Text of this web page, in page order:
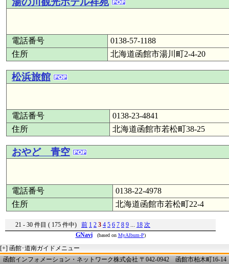
電話番号
0138-57-1188
住所
北海道函館市湯川町2-4-20
松浜旅館
電話番号
0138-23-4841
住所
北海道函館市若松町38-25
おやど 青空
電話番号
0138-22-4978
住所
北海道函館市若松町22-4
21 - 30 件目 ( 175 件中) 前 1 2 3 4 5 6 7 8 9 ... 18 次
GNavi
(based on MyAlbum-P)
[+] 函館･道南ガイドメニュー
函館インフォメーション・ネットワーク株式会社 〒042-0942 函館市柏木町16-14